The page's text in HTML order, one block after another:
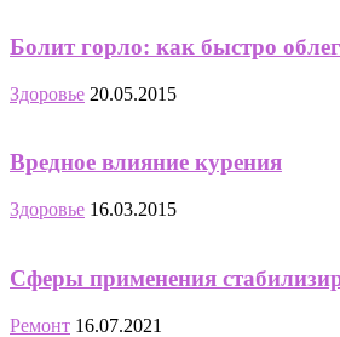
Болит горло: как быстро
Здоровье 20.05.2015
Вредное влияние курения
Здоровье 16.03.2015
Сферы применения
Ремонт 16.07.2021